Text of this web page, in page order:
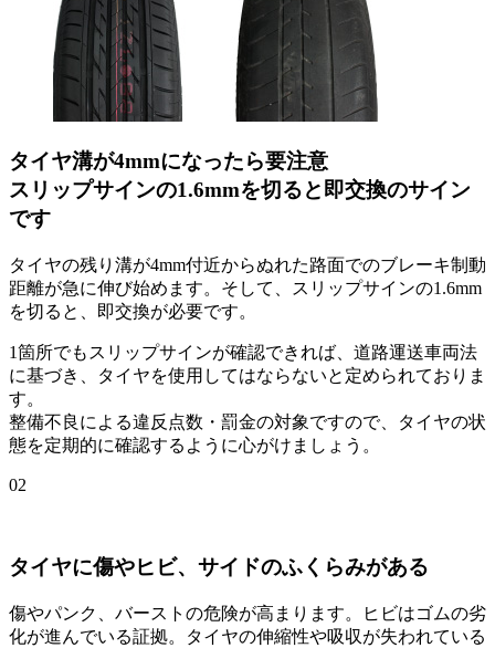
タイヤ溝が4mmになったら要注意
スリップサインの1.6mmを切ると即交換のサイン
です
タイヤの残り溝が4mm付近からぬれた路面でのブレーキ制動
距離が急に伸び始めます。そして、スリップサインの1.6mm
を切ると、即交換が必要です。
1箇所でもスリップサインが確認できれば、道路運送車両法
に基づき、タイヤを使用してはならないと定められておりま
す。
整備不良による違反点数・罰金の対象ですので、タイヤの状
態を定期的に確認するように心がけましょう。
02
タイヤに傷やヒビ、サイドのふくらみがある
傷やパンク、バーストの危険が高まります。ヒビはゴムの劣
化が進んでいる証拠。タイヤの伸縮性や吸収が失われている